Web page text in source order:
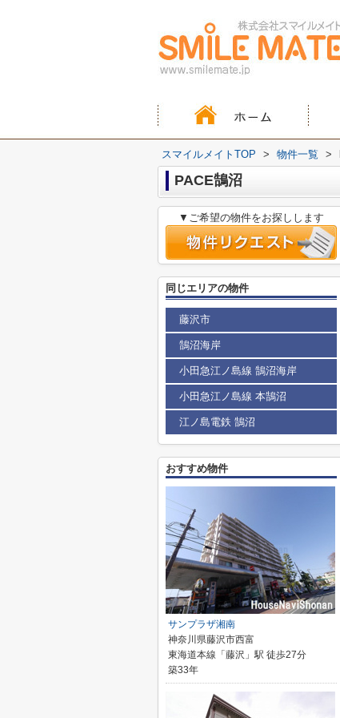
スマイルメイトTOP > 物件一覧 >
PACE鵠沼
▼ご希望の物件をお探しします
同じエリアの物件
藤沢市
鵠沼海岸
小田急江ノ島線 鵠沼海岸
小田急江ノ島線 本鵠沼
江ノ島電鉄 鵠沼
おすすめ物件
サンプラザ湘南
神奈川県藤沢市西富
東海道本線「藤沢」駅 徒歩27分
築33年